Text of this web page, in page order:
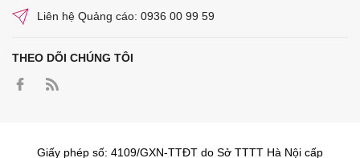
Liên hệ Quảng cáo: 0936 00 99 59
THEO DÕI CHÚNG TÔI
Giấy phép số: 4109/GXN-TTĐT do Sở TTTT Hà Nội cấp